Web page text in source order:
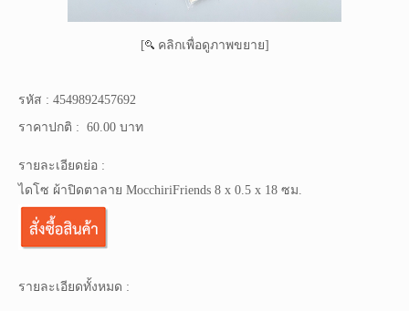
[ คลิกเพื่อดูภาพขยาย]
รหัส : 4549892457692
ราคาปกติ : 60.00 บาท
รายละเอียดย่อ :
ไดโซ ผ้าปิดตาลาย MocchiriFriends 8 x 0.5 x 18 ซม.
รายละเอียดทั้งหมด :